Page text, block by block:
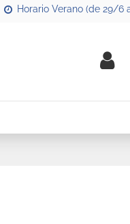
Horario Verano (de 29/6